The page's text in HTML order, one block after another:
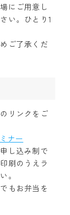
にご用意し
い。ひとり1
ご了承くだ
リンクをご
ナー
し込み制で
刷のうえラ
。
もお弁当を